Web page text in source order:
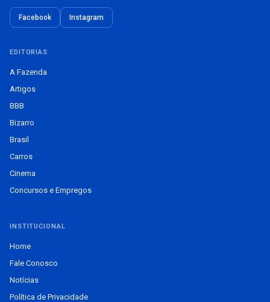
Facebook Instagram
EDITORIAS
A Fazenda
Artigos
BBB
Bizarro
Brasil
Carros
Cinema
Concursos e Empregos
INSTITUCIONAL
Home
Fale Conosco
Notícias
Política de Privacidade